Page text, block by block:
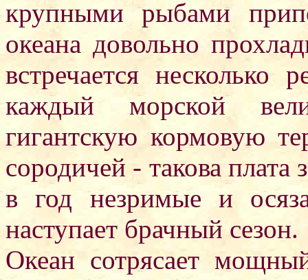
крупными рыбами
океана довольно
встречается
каждый морской
гигантскую кормовую
сородичей - такова
в год незримые и
наступает брачный сезон.
Океан сотрясает